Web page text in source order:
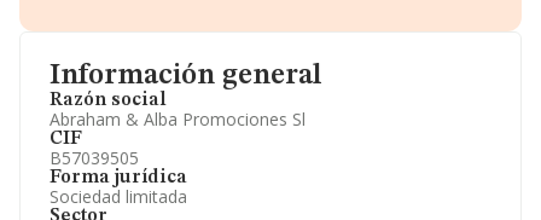
Información general
Razón social
Abraham & Alba Promociones Sl
CIF
B57039505
Forma jurídica
Sociedad limitada
Información oficial y registral complementaria.